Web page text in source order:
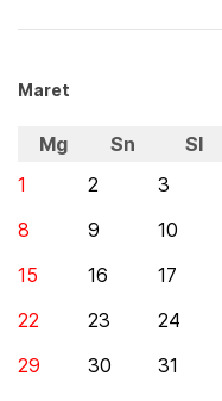
Maret
Mg Sn Sl
1
2 3
8
9 10
15
16 17
22
23 24
29
30 31